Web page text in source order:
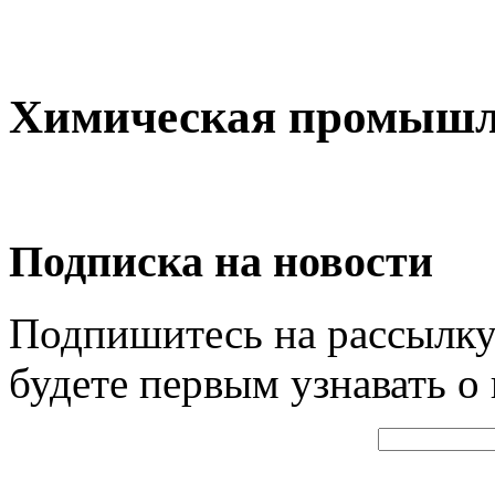
Химическая
Подписка на новости
Подпишитесь на
будете первым узнавать